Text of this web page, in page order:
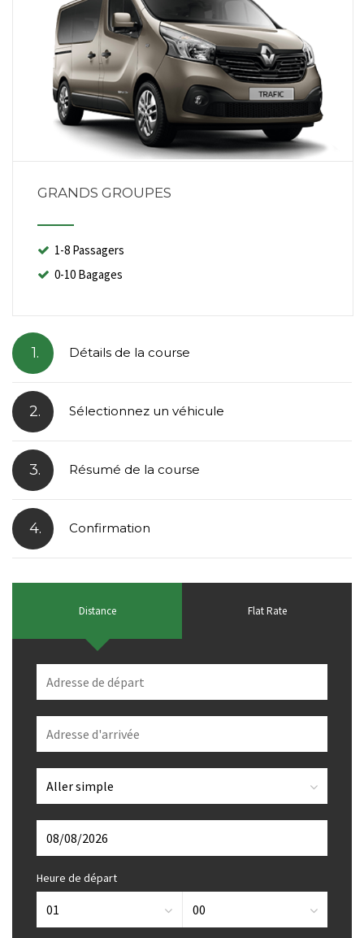
GRANDS GROUPES
1-8 Passagers
0-10 Bagages
1. Détails de la course
2. Sélectionnez un véhicule
3. Résumé de la course
4. Confirmation
Distance Flat Rate
Heure de départ